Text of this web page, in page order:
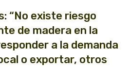
“No existe riesgo
de madera en la
a la demanda
o exportar, otros